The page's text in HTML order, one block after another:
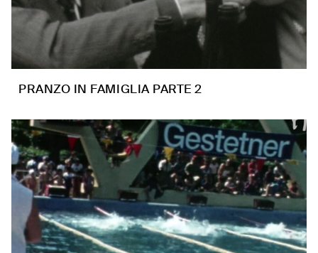
PRANZO IN FAMIGLIA PARTE 2